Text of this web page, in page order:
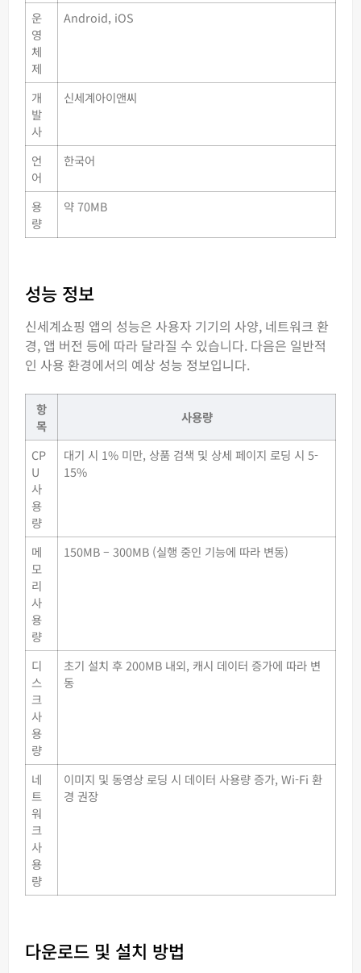
운
영
체
제
Android, iOS
개
발
사
신세계아이앤씨
언
어
한국어
용
량
약 70MB
성능 정보
신세계쇼핑 앱의 성능은 사용자 기기의 사양, 네트워크 환
경, 앱 버전 등에 따라 달라질 수 있습니다. 다음은 일반적
인 사용 환경에서의 예상 성능 정보입니다.
항
목
사용량
CP
U
사
용
량
대기 시 1% 미만, 상품 검색 및 상세 페이지 로딩 시 5-
15%
메
모
리
사
용
량
150MB – 300MB (실행 중인 기능에 따라 변동)
디
스
크
사
용
량
초기 설치 후 200MB 내외, 캐시 데이터 증가에 따라 변
동
네
트
워
크
사
용
량
이미지 및 동영상 로딩 시 데이터 사용량 증가, Wi-Fi 환
경 권장
다운로드 및 설치 방법